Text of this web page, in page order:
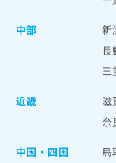
中部
新
長
三
近畿
滋
奈
中国・四国
鳥